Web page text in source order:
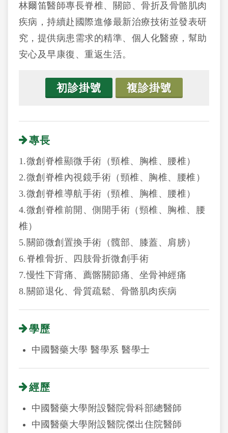
林爾笛醫師專長脊椎、關節、骨折及骨骼肌肉
疾病，持續赴國際進修最新治療技術並發表研
究，提供病患需求的精準、個人化醫療，幫助
安心及早康復、重返生活。
初診掛號 複診掛號
專長
1.微創脊椎顯微手術（頸椎、胸椎、腰椎）
2.微創脊椎內視鏡手術（頸椎、胸椎、腰椎）
3.微創脊椎導航手術（頸椎、胸椎、腰椎）
4.微創脊椎前開、側開手術（頸椎、胸椎、腰
椎）
5.關節微創置換手術（髖部、膝蓋、肩膀）
6.脊椎骨折、四肢骨折微創手術
7.慢性下背痛、薦髂關節痛、坐骨神經痛
8.關節退化、骨質疏鬆、骨骼肌肉疾病
學歷
中國醫藥大學 醫學系 醫學士
經歷
中國醫藥大學附設醫院骨科部總醫師
中國醫藥大學附設醫院傑出住院醫師